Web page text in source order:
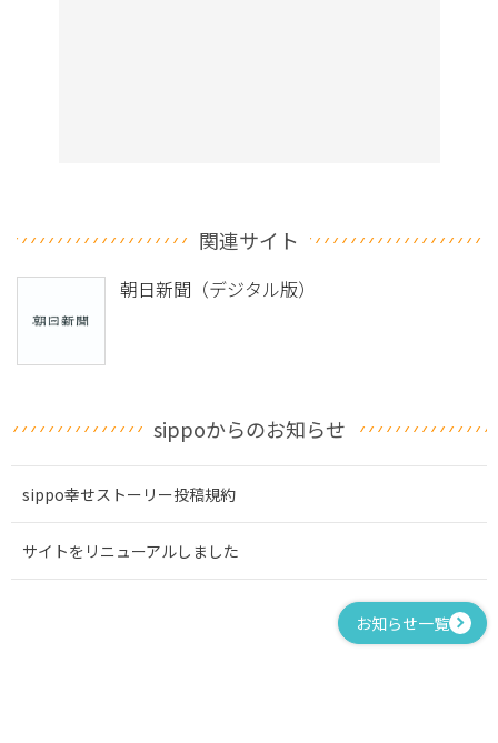
関連サイト
朝日新聞（デジタル版）
sippoからのお知らせ
sippo幸せストーリー投稿規約
サイトをリニューアルしました
お知らせ一覧